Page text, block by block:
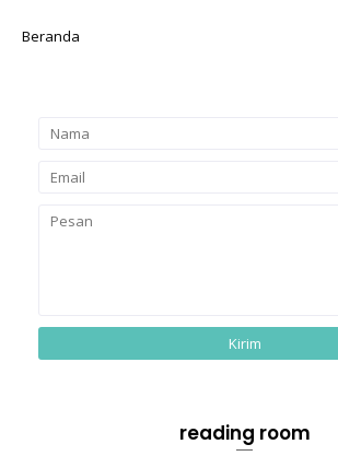
Beranda
reading room